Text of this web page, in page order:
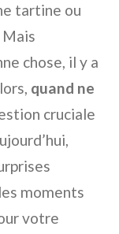
tartine ou
Mais
chose, il y a
quand ne
cruciale
moments
votre